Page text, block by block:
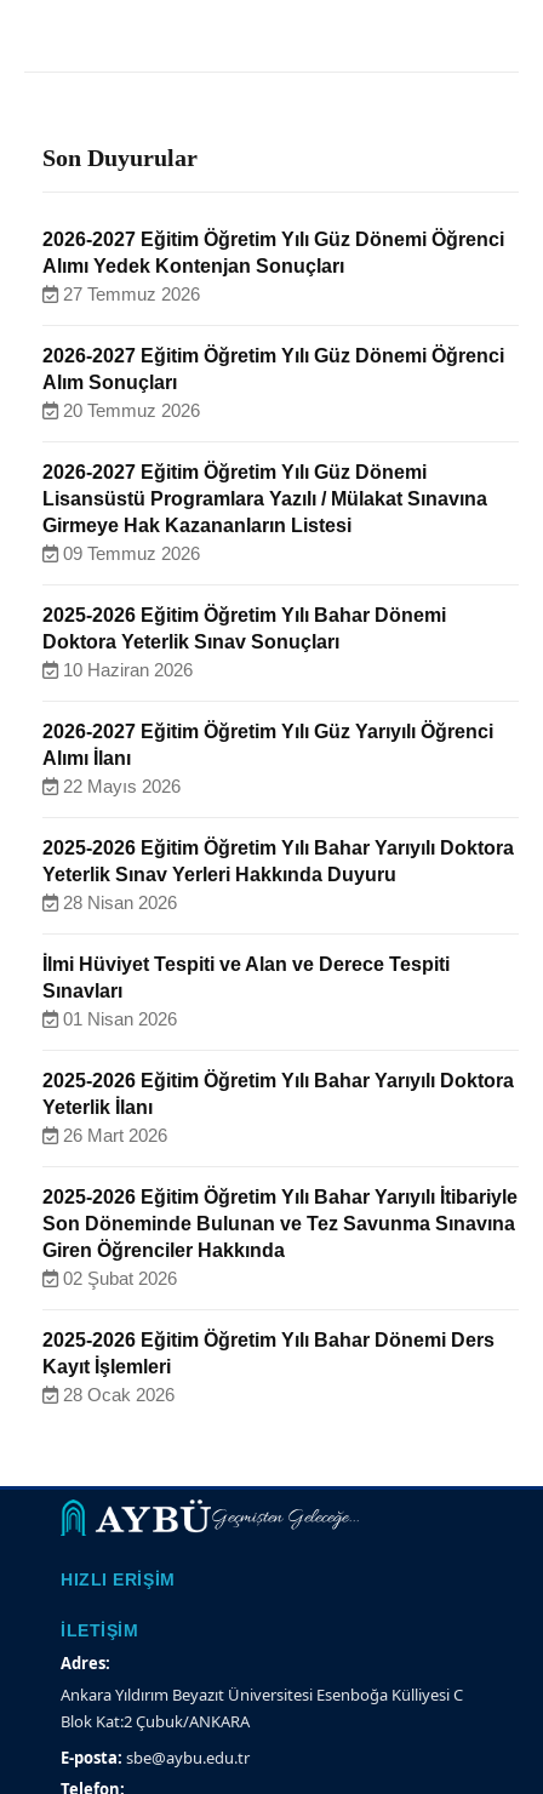
Son Duyurular
2026-2027 Eğitim Öğretim Yılı Güz Dönemi Öğrenci
Alımı Yedek Kontenjan Sonuçları
27 Temmuz 2026
2026-2027 Eğitim Öğretim Yılı Güz Dönemi Öğrenci
Alım Sonuçları
20 Temmuz 2026
2026-2027 Eğitim Öğretim Yılı Güz Dönemi
Lisansüstü Programlara Yazılı / Mülakat Sınavına
Girmeye Hak Kazananların Listesi
09 Temmuz 2026
2025-2026 Eğitim Öğretim Yılı Bahar Dönemi
Doktora Yeterlik Sınav Sonuçları
10 Haziran 2026
2026-2027 Eğitim Öğretim Yılı Güz Yarıyılı Öğrenci
Alımı İlanı
22 Mayıs 2026
2025-2026 Eğitim Öğretim Yılı Bahar Yarıyılı Doktora
Yeterlik Sınav Yerleri Hakkında Duyuru
28 Nisan 2026
İlmi Hüviyet Tespiti ve Alan ve Derece Tespiti
Sınavları
01 Nisan 2026
2025-2026 Eğitim Öğretim Yılı Bahar Yarıyılı Doktora
Yeterlik İlanı
26 Mart 2026
2025-2026 Eğitim Öğretim Yılı Bahar Yarıyılı İtibariyle
Son Döneminde Bulunan ve Tez Savunma Sınavına
Giren Öğrenciler Hakkında
02 Şubat 2026
2025-2026 Eğitim Öğretim Yılı Bahar Dönemi Ders
Kayıt İşlemleri
28 Ocak 2026
Geçmişten Geleceğe...
HIZLI ERIŞIM
İLETIŞIM
Adres:
Ankara Yıldırım Beyazıt Üniversitesi Esenboğa Külliyesi C
Blok Kat:2 Çubuk/ANKARA
E-posta: sbe@aybu.edu.tr
Telefon: